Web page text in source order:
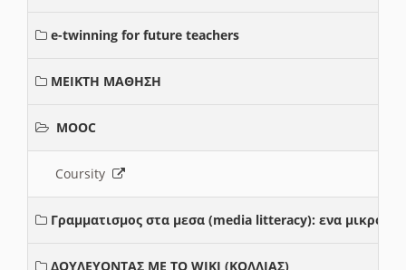
e-twinning for future teachers
ΜΕΙΚΤΗ ΜΑΘΗΣΗ
MOOC
Coursity
Γραμματισμος στα μεσα (media litteracy): ενα μικρο
ΔΟΥΛΕΥΟΝΤΑΣ ΜΕ ΤΟ WIKI (ΚΟΛΛΙΑΣ)